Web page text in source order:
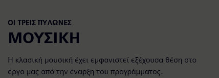
ΟΙ ΤΡΕΙΣ ΠΥΛΏΝΕΣ
ΜΟΥΣΙΚΗ
Η κλασική μουσική έχει εμφανιστεί εξέχουσα θέση στο
έργο μας από την έναρξη του προγράμματος.